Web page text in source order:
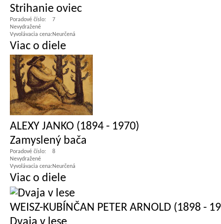
Strihanie oviec
Poradové číslo:
7
Nevydražené
Vyvolávacia cena:Neurčená
Viac o diele
ALEXY JANKO (1894 - 1970)
Zamyslený bača
Poradové číslo:
8
Nevydražené
Vyvolávacia cena:Neurčená
Viac o diele
WEISZ-KUBÍNČAN PETER ARNOLD (1898 -